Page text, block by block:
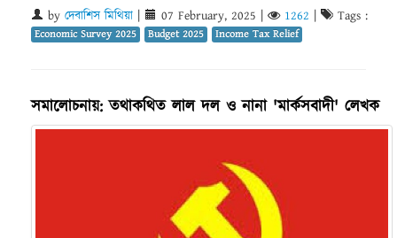
by দেবাশিস মিথিয়া | 07 February, 2025 | 1262 | Tags :
Economic Survey 2025 Budget 2025 Income Tax Relief
সমালোচনায়: তথাকথিত লাল দল ও নানা 'মার্কসবাদী' লেখক